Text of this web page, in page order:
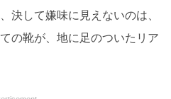
決して嫌味に見えないのは、
の靴が、地に足のついたリア